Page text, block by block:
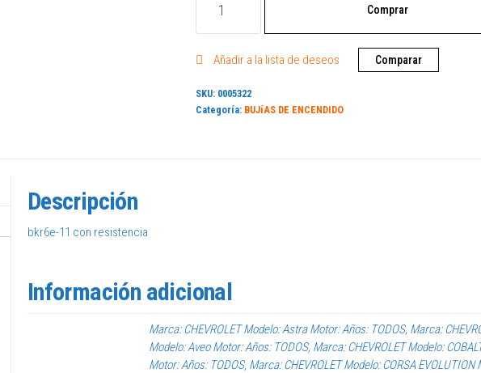
Comprar
Añadir a la lista de deseos Comparar
SKU: 0005322
Categoría: BUJíAS DE ENCENDIDO
Descripción
bkr6e-11 con resistencia
Información adicional
Marca: CHEVROLET Modelo: Astra Motor: Años: TODOS, Marca:
Modelo: Aveo Motor: Años: TODOS, Marca: CHEVROLET Modelo:
Motor: Años: TODOS, Marca: CHEVROLET Modelo: CORSA EVOLUTION